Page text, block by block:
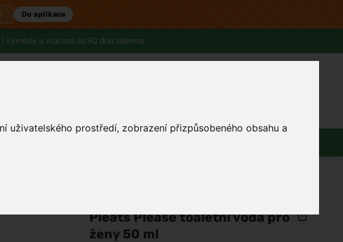
uživatelského prostředí, zobrazení přizpůsobeného obsahu a
Do aplikace
| Výměny a vrácení do 90 dnů zdarma
Pleats Please toaletní voda pro
ženy 50 ml